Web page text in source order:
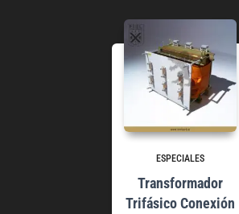
ESPECIALES
Transformador
Trifásico Conexión